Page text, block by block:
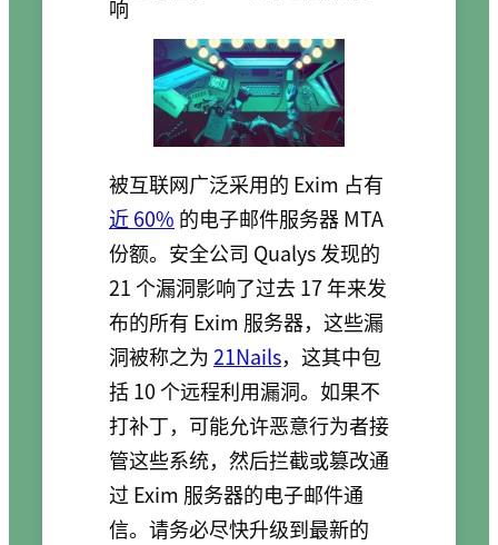
响
被互联网广泛采用的 Exim 占有
近 60% 的电子邮件服务器 MTA
份额。安全公司 Qualys 发现的
21 个漏洞影响了过去 17 年来发
布的所有 Exim 服务器，这些漏
洞被称之为 21Nails，这其中包
括 10 个远程利用漏洞。如果不
打补丁，可能允许恶意行为者接
管这些系统，然后拦截或篡改通
过 Exim 服务器的电子邮件通
信。请务必尽快升级到最新的